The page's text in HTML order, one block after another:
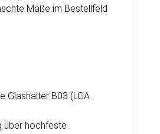
Maße im Bestellfeld
Glashalter B03 (LGA
über hochfeste